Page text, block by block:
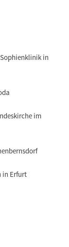
in
im
in Erfurt